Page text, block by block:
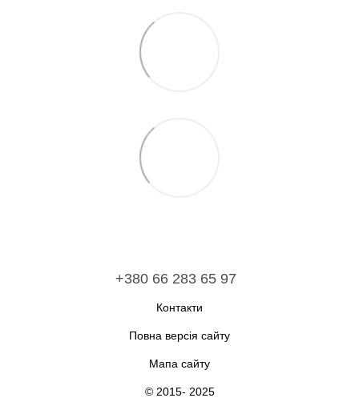
+380 66 283 65 97
Контакти
Повна версія сайту
Мапа сайту
© 2015- 2025